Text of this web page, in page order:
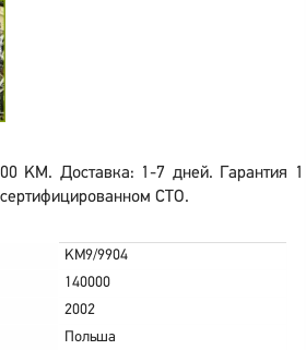
KM. Доставка: 1-7 дней. Гарантия 1
СТО.
KM9/9904
140000
2002
Польша